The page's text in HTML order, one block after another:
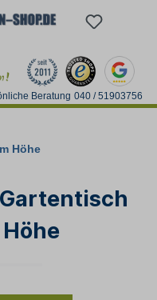
Beratung 040 / 51903756
Höhe